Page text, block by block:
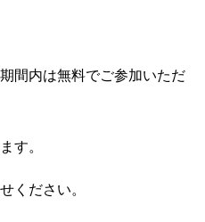
間内は無料でご参加いただ
す。
ください。